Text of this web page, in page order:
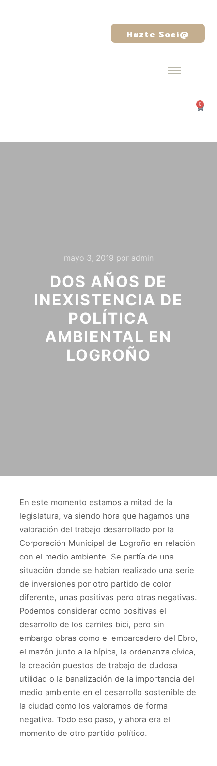
0
Hazte Soci@
mayo 3, 2019 por admin
DOS AÑOS DE
INEXISTENCIA DE
POLÍTICA
AMBIENTAL EN
LOGROÑO
En este momento estamos a mitad de la
legislatura, va siendo hora que hagamos una
valoración del trabajo desarrollado por la
Corporación Municipal de Logroño en relación
con el medio ambiente. Se partía de una
situación donde se habían realizado una serie
de inversiones por otro partido de color
diferente, unas positivas pero otras negativas.
Podemos considerar como positivas el
desarrollo de los carriles bici, pero sin
embargo obras como el embarcadero del Ebro,
el mazón junto a la hípica, la ordenanza cívica,
la creación puestos de trabajo de dudosa
utilidad o la banalización de la importancia del
medio ambiente en el desarrollo sostenible de
la ciudad como los valoramos de forma
negativa. Todo eso paso, y ahora era el
momento de otro partido político.